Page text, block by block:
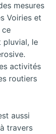
mesures
Voiries et
ce
pluvial, le
activités
routiers
aussi
travers